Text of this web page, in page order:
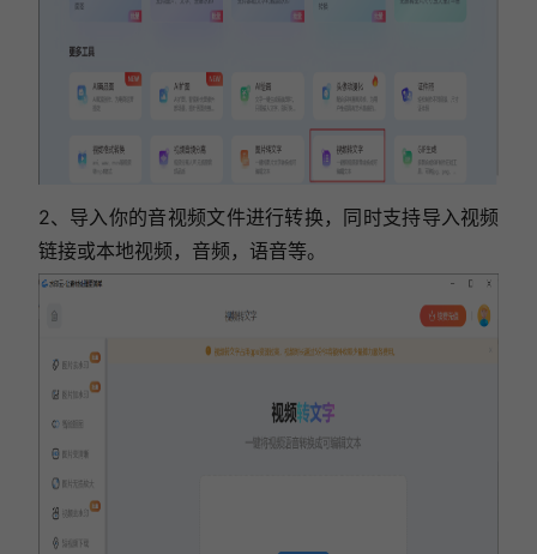
2、导入你的音视频文件进行转换，同时支持导入视频
链接或本地视频，音频，语音等。